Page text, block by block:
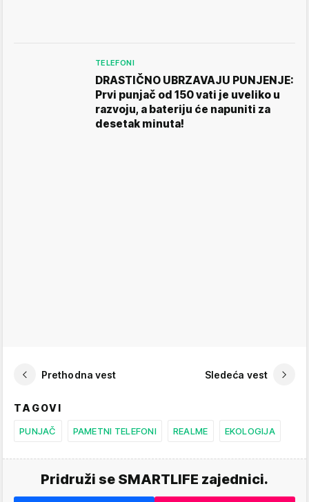
TELEFONI
DRASTIČNO UBRZAVAJU PUNJENJE:
Prvi punjač od 150 vati je uveliko u
razvoju, a bateriju će napuniti za
desetak minuta!
Prethodna vest Sledeća vest
TAGOVI
PUNJAČ PAMETNI TELEFONI REALME EKOLOGIJA
Pridruži se SMARTLIFE zajednici.